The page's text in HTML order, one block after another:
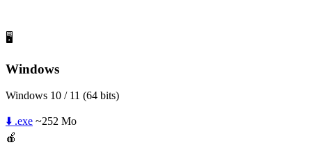
🖥️
Windows
Windows 10 / 11 (64 bits)
⬇️ .exe ~252 Mo
🍎